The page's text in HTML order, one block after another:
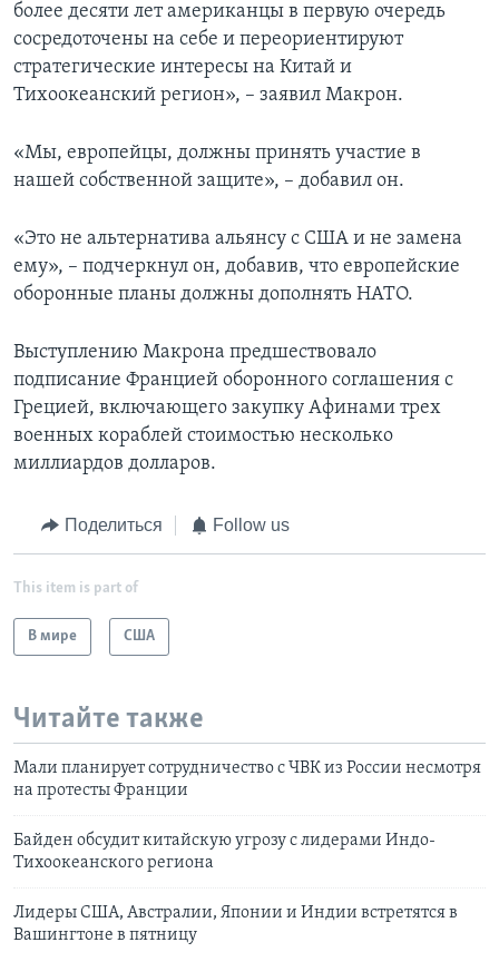
более десяти лет американцы в первую очередь
сосредоточены на себе и переориентируют
стратегические интересы на Китай и
Тихоокеанский регион», – заявил Макрон.
«Мы, европейцы, должны принять участие в
нашей собственной защите», – добавил он.
«Это не альтернатива альянсу с США и не замена
ему», – подчеркнул он, добавив, что европейские
оборонные планы должны дополнять НАТО.
Выступлению Макрона предшествовало
подписание Францией оборонного соглашения с
Грецией, включающего закупку Афинами трех
военных кораблей стоимостью несколько
миллиардов долларов.
Поделиться Follow us
This item is part of
В мире США
Читайте также
Мали планирует сотрудничество с ЧВК из России несмотря
на протесты Франции
Байден обсудит китайскую угрозу с лидерами Индо-
Тихоокеанского региона
Лидеры США, Австралии, Японии и Индии встретятся в
Вашингтоне в пятницу